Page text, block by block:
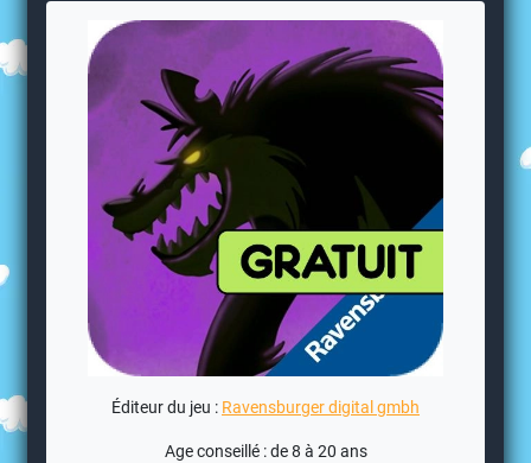
Éditeur du jeu : Ravensburger digital gmbh
Age conseillé : de 8 à 20 ans